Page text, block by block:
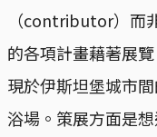
（contributor）而
的各項計畫藉著展
現於伊斯坦堡城市
浴場。策展方面是